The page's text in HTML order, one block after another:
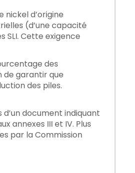
nickel d’origine
(d’une capacité
SLI. Cette exigence
des
de garantir que
des piles.
document indiquant
annexes III et IV. Plus
par la Commission